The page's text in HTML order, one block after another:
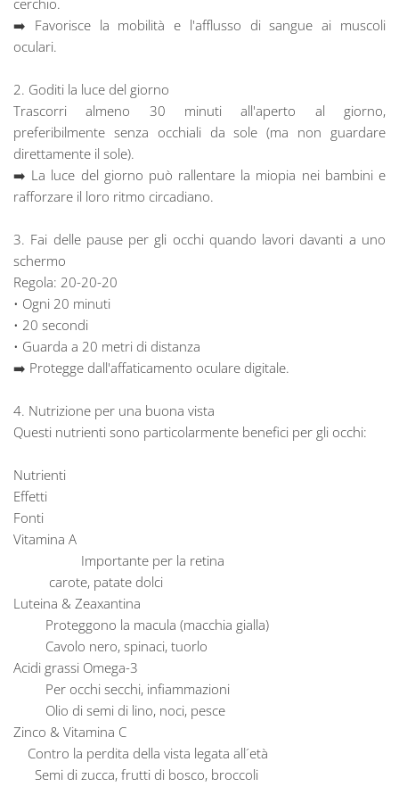
cerchio.
➡️ Favorisce la mobilità e l'afflusso di sangue ai muscoli
oculari.
2. Goditi la luce del giorno
Trascorri almeno 30 minuti all'aperto al giorno,
preferibilmente senza occhiali da sole (ma non guardare
direttamente il sole).
➡️ La luce del giorno può rallentare la miopia nei bambini e
rafforzare il loro ritmo circadiano.
3. Fai delle pause per gli occhi quando lavori davanti a uno
schermo
Regola: 20-20-20
• Ogni 20 minuti
• 20 secondi
• Guarda a 20 metri di distanza
➡️ Protegge dall'affaticamento oculare digitale.
4. Nutrizione per una buona vista
Questi nutrienti sono particolarmente benefici per gli occhi:
Nutrienti
Effetti
Fonti
Vitamina A
Importante per la retina
carote, patate dolci
Luteina & Zeaxantina
Proteggono la macula (macchia gialla)
Cavolo nero, spinaci, tuorlo
Acidi grassi Omega-3
Per occhi secchi, infiammazioni
Olio di semi di lino, noci, pesce
Zinco & Vitamina C
Contro la perdita della vista legata all´età
Semi di zucca, frutti di bosco, broccoli